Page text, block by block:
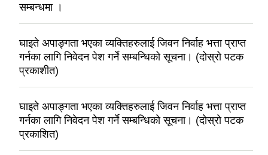
सम्बन्धमा ।
घाइते अपाङ्गता भएका व्यक्तिहरुलाई जिवन निर्वाह भत्ता प्राप्त
गर्नका लागि निवेदन पेश गर्ने सम्बन्धिको सूचना। (दोस्रो पटक
प्रकाशीत)
घाइते अपाङ्गता भएका व्यक्तिहरुलाई जिवन निर्वाह भत्ता प्राप्त
गर्नका लागि निवेदन पेश गर्ने सम्बन्धिको सूचना। (दोस्रो पटक
प्रकाशित)